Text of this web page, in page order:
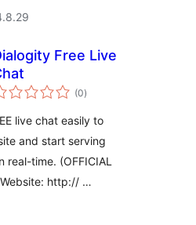
Free Live
(0totaal
waarderingen
)
live chat easily to
and start serving
real-time. (OFFICIAL
http:// …